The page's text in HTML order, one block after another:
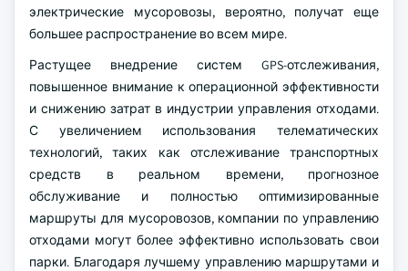
электрические мусоровозы, вероятно, получат еще
большее распространение во всем мире.
Растущее внедрение систем GPS-отслеживания,
повышенное внимание к операционной эффективности
и снижению затрат в индустрии управления отходами.
С увеличением использования телематических
технологий, таких как отслеживание транспортных
средств в реальном времени, прогнозное
обслуживание и полностью оптимизированные
маршруты для мусоровозов, компании по управлению
отходами могут более эффективно использовать свои
парки. Благодаря лучшему управлению маршрутами и